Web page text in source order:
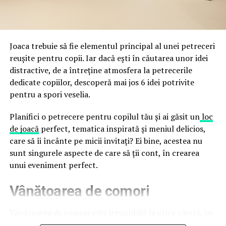
false până la tentative de furt al datelor personale și
financiare. Instituția recomandă verificarea atentă a
sursei mesajelor și raportarea incidentelor la numărul
unic 1911.
Campaniile identificate în ultimele săptămâni folosesc
false de streaming, coduri QR malițioase și mesaje care
promit bilete, rambursări, premii sau acces gratuit la
meciuri. FBI a emis în luna mai un avertisment privind
site-urile care clonează platforma oficială prin
modificări minore ale denumirii domeniului, precum
a colecta date personale și bancare.
de cercetătorii în securitate, ar opera peste 300 de
Joaca trebuie să fie elementul principal al unei petreceri
reușite pentru copii. Iar dacă ești în căutarea unor idei
distractive, de a întreține atmosfera la petrecerile
dedicate copiilor, descoperă mai jos 6 idei potrivite
pentru a spori veselia.
Planifici o petrecere pentru copilul tău și ai găsit unloc
de joacăperfect, tematica inspirată și meniul delicios,
care să îi încânte pe micii invitați? Ei bine, acestea nu
sunt singurele aspecte de care să ții cont, în crearea
unui eveniment perfect.
Vânătoarea de comori